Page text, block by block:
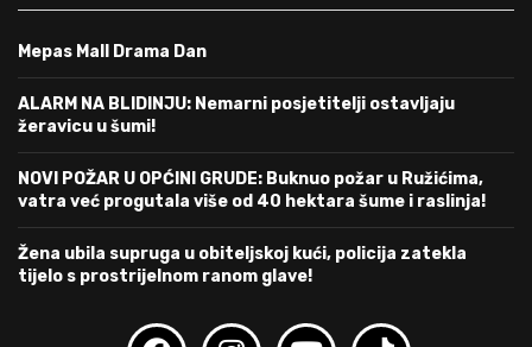
Mepas Mall Drama Dan
ALARM NA BLIDINJU: Nemarni posjetitelji ostavljaju
žeravicu u šumi!
NOVI POŽAR U OPĆINI GRUDE: Buknuo požar u Ružićima,
vatra već progutala više od 40 hektara šume i raslinja!
Žena ubila supruga u obiteljskoj kući, policija zatekla
tijelo s prostrijelnom ranom glave!